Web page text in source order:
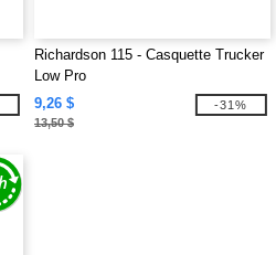
Richardson 115 - Casquette Trucker
Low Pro
9,26 $
13,50 $
-31%